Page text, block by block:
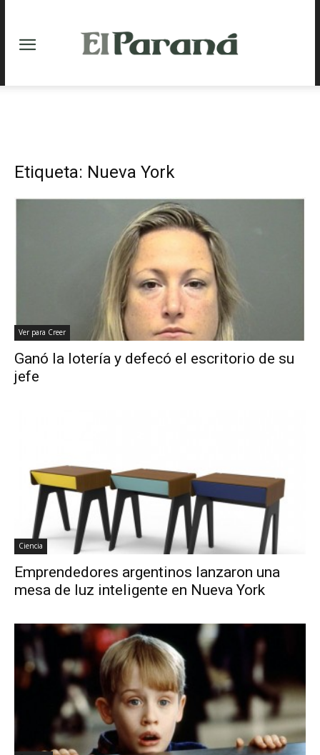
Etiqueta: Nueva York
Ver para Creer
Ganó la lotería y defecó el escritorio de su
jefe
Ciencia
Emprendedores argentinos lanzaron una
mesa de luz inteligente en Nueva York